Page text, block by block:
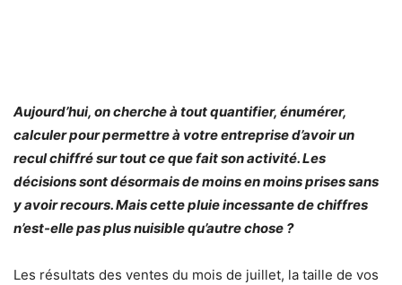
Aujourd’hui, on cherche à tout quantifier, énumérer,
calculer pour permettre à votre entreprise d’avoir un
recul chiffré sur tout ce que fait son activité. Les
décisions sont désormais de moins en moins prises sans
y avoir recours. Mais cette pluie incessante de chiffres
n’est-elle pas plus nuisible qu’autre chose ?
Les résultats des ventes du mois de juillet, la taille de vos